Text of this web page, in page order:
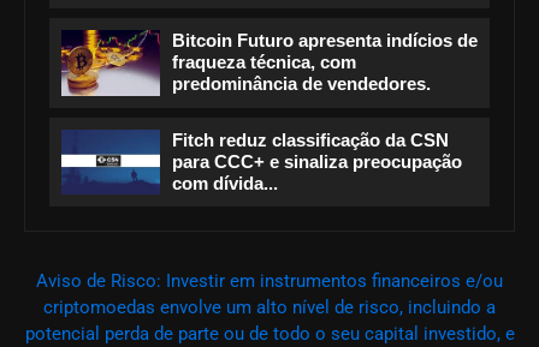
Bitcoin Futuro apresenta indícios de
fraqueza técnica, com
predominância de vendedores.
Fitch reduz classificação da CSN
para CCC+ e sinaliza preocupação
com dívida...
Aviso de Risco: Investir em instrumentos financeiros e/ou
criptomoedas envolve um alto nível de risco, incluindo a
potencial perda de parte ou de todo o seu capital investido, e